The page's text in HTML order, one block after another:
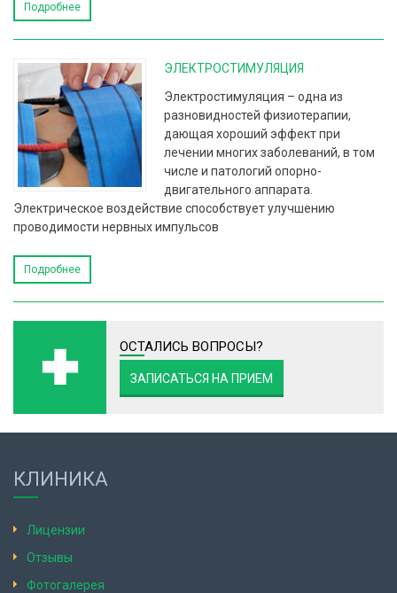
Подробнее
ЭЛЕКТРОСТИМУЛЯЦИЯ
Электростимуляция – одна из
разновидностей физиотерапии,
дающая хороший эффект при
лечении многих заболеваний, в том
числе и патологий опорно-
двигательного аппарата.
Электрическое воздействие способствует улучшению
проводимости нервных импульсов
Подробнее
ОСТАЛИСЬ ВОПРОСЫ?
ЗАПИСАТЬСЯ НА ПРИЕМ
КЛИНИКА
Лицензии
Отзывы
Фотогалерея